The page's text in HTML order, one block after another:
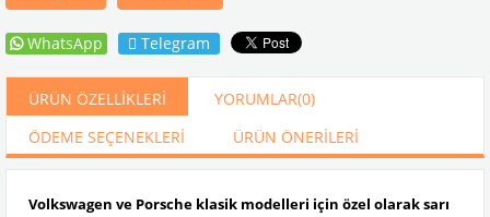
WhatsApp Telegram
ÜRÜN ÖZELLIKLERI YORUMLAR(0)
ÖDEME SEÇENEKLERI
ÜRÜN ÖNERILERI
Volkswagen ve Porsche klasik modelleri için özel olarak sarı